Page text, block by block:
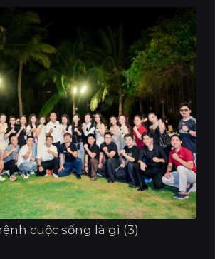
cuộc sống là gì (3)